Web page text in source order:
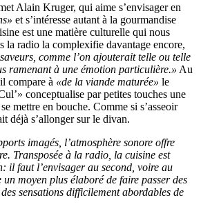
Alain Kruger, qui aime s’envisager en
et s’intéresse autant à la gourmandise
est une matière culturelle qui nous
la radio la complexifie davantage encore,
comme l’on ajouterait telle ou telle
ramenant à une émotion particulière.» Au
compare à «de la viande maturée» le
conceptualise par petites touches une
mettre en bouche. Comme si s’asseoir
déjà s’allonger sur le divan.
imagés, l’atmosphère sonore offre
Transposée à la radio, la cuisine est
il faut l’envisager au second, voire au
moyen plus élaboré de faire passer des
sensations difficilement abordables de